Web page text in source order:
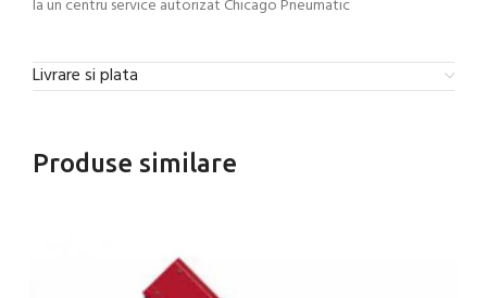
la un centru service autorizat Chicago Pneumatic
Livrare si plata
Produse similare